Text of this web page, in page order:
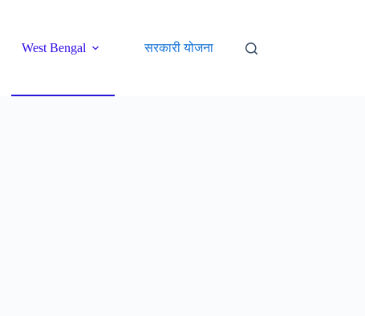
West Bengal सरकारी योजना Sports